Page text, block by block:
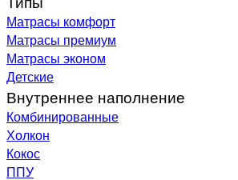
Матрасы комфорт
Матрасы премиум
Матрасы эконом
Детские
Внутреннее наполнение
Комбинированные
Холкон
Кокос
ППУ